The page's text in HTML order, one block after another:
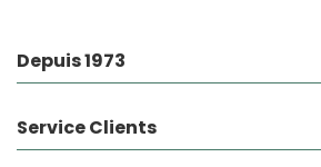
Depuis 1973
Service Clients